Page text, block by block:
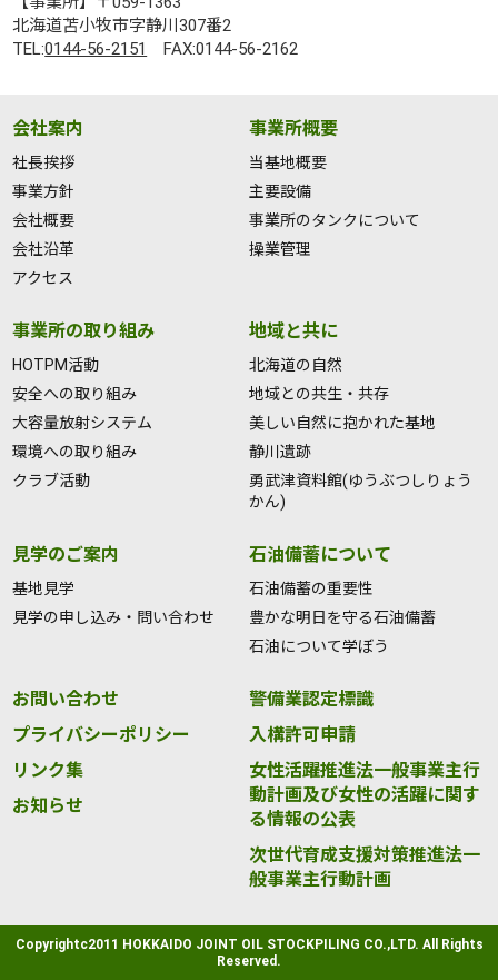
北海道苫小牧市字静川307番2
TEL:0144-56-2151 FAX:0144-56-2162
会社案内
社長挨拶
事業方針
会社概要
会社沿革
アクセス
事業所概要
当基地概要
主要設備
事業所のタンクについて
操業管理
事業所の取り組み
HOTPM活動
安全への取り組み
大容量放射システム
環境への取り組み
クラブ活動
地域と共に
北海道の自然
地域との共生・共存
美しい自然に抱かれた基地
静川遺跡
勇武津資料館(ゆうぶつしりょう
かん)
見学のご案内
基地見学
見学の申し込み・問い合わせ
石油備蓄について
石油備蓄の重要性
豊かな明日を守る石油備蓄
石油について学ぼう
お問い合わせ
プライバシーポリシー
リンク集
お知らせ
警備業認定標識
入構許可申請
女性活躍推進法一般事業主行
動計画及び女性の活躍に関す
る情報の公表
次世代育成支援対策推進法一
般事業主行動計画
Copyrightc2011 HOKKAIDO JOINT OIL STOCKPILING CO.,LTD. All Rights
Reserved.